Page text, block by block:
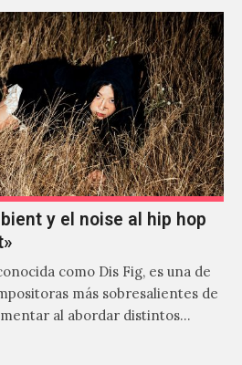
y el noise al hip hop
como Dis Fig, es una de
más sobresalientes de
al abordar distintos